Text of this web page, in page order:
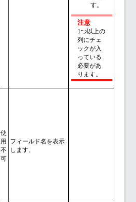
す。
注意
1つ以上の
列にチェ
ックが入
っている
必要があ
ります。
使
用
不
可
フィールド名を表示
します。